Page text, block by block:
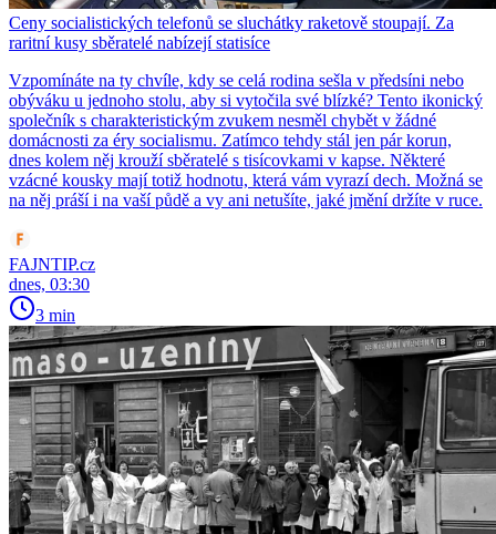
Ceny socialistických telefonů se sluchátky raketově stoupají. Za
raritní kusy sběratelé nabízejí statisíce
Vzpomínáte na ty chvíle, kdy se celá rodina sešla v předsíni nebo
obýváku u jednoho stolu, aby si vytočila své blízké? Tento ikonický
společník s charakteristickým zvukem nesměl chybět v žádné
domácnosti za éry socialismu. Zatímco tehdy stál jen pár korun,
dnes kolem něj krouží sběratelé s tisícovkami v kapse. Některé
vzácné kousky mají totiž hodnotu, která vám vyrazí dech. Možná se
na něj práší i na vaší půdě a vy ani netušíte, jaké jmění držíte v ruce.
FAJNTIP.cz
dnes, 03:30
3 min